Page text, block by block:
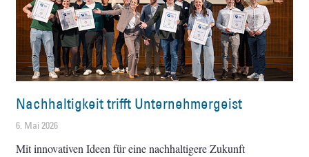
Nachhaltigkeit trifft Unternehmergeist
6. Mai 2026
Mit innovativen Ideen für eine nachhaltigere Zukunft